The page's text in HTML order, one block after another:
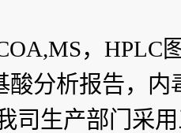
，HPLC
酸分析报告，
司生产部门采